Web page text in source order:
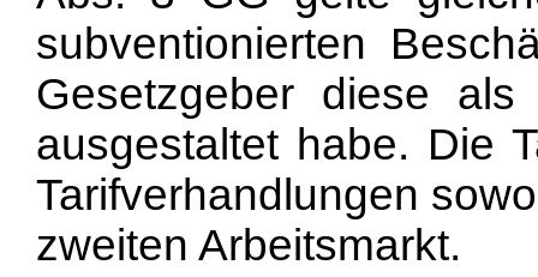
subventionierten
Gesetzgeber diese als
ausgestaltet habe. Die
Tarifverhandlungen
zweiten Arbeitsmarkt.